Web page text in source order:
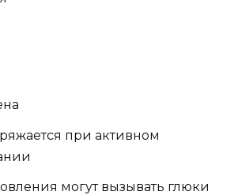
при активном
могут вызывать глюки